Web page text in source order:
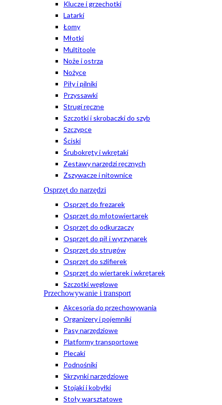
Klucze i grzechotki
Latarki
Łomy
Młotki
Multitoole
Noże i ostrza
Nożyce
Piły i pilniki
Przyssawki
Strugi ręczne
Szczotki i skrobaczki do szyb
Szczypce
Ściski
Śrubokręty i wkrętaki
Zestawy narzędzi ręcznych
Zszywacze i nitownice
Osprzęt do narzędzi
Osprzęt do frezarek
Osprzęt do młotowiertarek
Osprzęt do odkurzaczy
Osprzęt do pił i wyrzynarek
Osprzęt do strugów
Osprzęt do szlifierek
Osprzęt do wiertarek i wkrętarek
Szczotki węglowe
Przechowywanie i transport
Akcesoria do przechowywania
Organizery i pojemniki
Pasy narzędziowe
Platformy transportowe
Plecaki
Podnośniki
Skrzynki narzędziowe
Stojaki i kobyłki
Stoły warsztatowe